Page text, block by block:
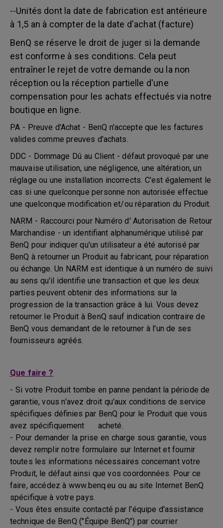
--Unités dont la date de fabrication est antérieure
à 1,5 an à compter de la date d'achat (facture)
BenQ se réserve le droit de juger si la demande
est conforme à ses conditions. Cela peut
entraîner le rejet de votre demande ou la non
réception ou la réception partielle d'une
compensation pour les achats effectués via notre
boutique en ligne.
PA - Preuve d'Achat - BenQ n'accepte que les factures
valides comme preuves d'achats.
DDC - Dommage Dû au Client - défaut provoqué par une
mauvaise utilisation, une négligence, une altération, un
réglage ou une installation incorrects. C'est également le
cas si une quelconque personne non autorisée effectue
une quelconque modification et/ou réparation du Produit.
NARM - Raccourci pour Numéro d' Autorisation de Retour
Marchandise - un identifiant alphanumérique utilisé par
BenQ pour indiquer qu'un utilisateur a été autorisé par
BenQ à retourner un Produit au fabricant, pour réparation
ou échange. Un NARM est identique à un numéro de suivi
au sens qu'il identifie une transaction et que les deux
parties peuvent obtenir des informations sur la
progression de la transaction grâce à lui. Vous devez
retourner le Produit à BenQ sauf indication contraire de
BenQ vous demandant de le retourner à l'un de ses
fournisseurs agréés.
Que faire ?
- Si votre Produit tombe en panne pendant la période de
garantie, vous n'avez droit qu'aux conditions de service
spécifiques définies par BenQ pour le Produit que vous
avez spécifiquement acheté.
- Pour demander la prise en charge sous garantie, vous
devez remplir notre formulaire sur Internet et fournir
toutes les informations nécessaires concernant votre
Produit, le défaut ainsi que vos coordonnées. Pour ce
faire, accédez à www.benq.eu ou au site Internet BenQ
spécifique à votre pays.
- Vous êtes ensuite contacté par l'équipe d'assistance
technique de BenQ ("Équipe BenQ") par courrier